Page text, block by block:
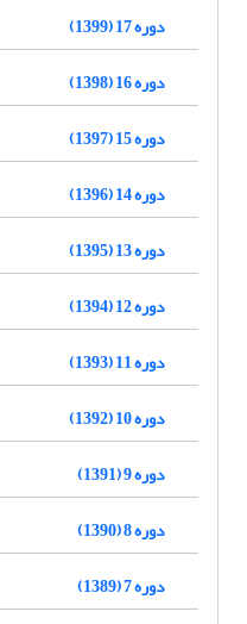
دوره 17 (1399)
دوره 16 (1398)
دوره 15 (1397)
دوره 14 (1396)
دوره 13 (1395)
دوره 12 (1394)
دوره 11 (1393)
دوره 10 (1392)
دوره 9 (1391)
دوره 8 (1390)
دوره 7 (1389)